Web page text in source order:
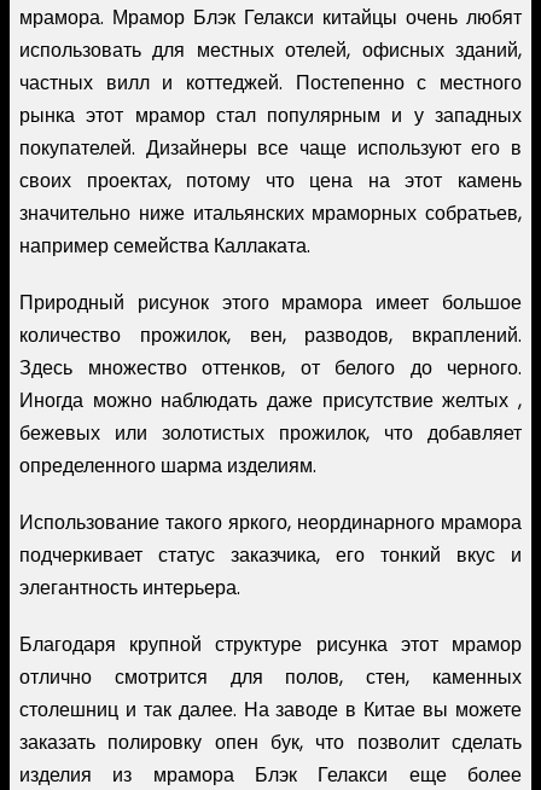
мрамора. Мрамор Блэк Гелакси китайцы очень любят
использовать для местных отелей, офисных зданий,
частных вилл и коттеджей. Постепенно с местного
рынка этот мрамор стал популярным и у западных
покупателей. Дизайнеры все чаще используют его в
своих проектах, потому что цена на этот камень
значительно ниже итальянских мраморных собратьев,
например семейства Каллаката.
Природный рисунок этого мрамора имеет большое
количество прожилок, вен, разводов, вкраплений.
Здесь множество оттенков, от белого до черного.
Иногда можно наблюдать даже присутствие желтых ,
бежевых или золотистых прожилок, что добавляет
определенного шарма изделиям.
Использование такого яркого, неординарного мрамора
подчеркивает статус заказчика, его тонкий вкус и
элегантность интерьера.
Благодаря крупной структуре рисунка этот мрамор
отлично смотрится для полов, стен, каменных
столешниц и так далее. На заводе в Китае вы можете
заказать полировку опен бук, что позволит сделать
изделия из мрамора Блэк Гелакси еще более